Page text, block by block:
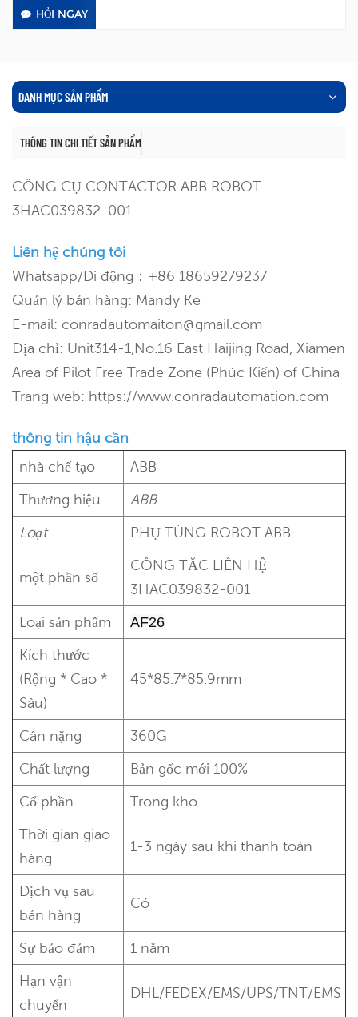
HỎI NGAY
DANH MỤC SẢN PHẨM
THÔNG TIN CHI TIẾT SẢN PHẨM
CÔNG CỤ CONTACTOR ABB ROBOT
3HAC039832-001
Liên hệ chúng tôi
Whatsapp/Di động：+86 18659279237
Quản lý bán hàng: Mandy Ke
E-mail: conradautomaiton@gmail.com
Địa chỉ: Unit314-1,No.16 East Haijing Road, Xiamen
Area of Pilot Free Trade Zone (Phúc Kiến) of China
Trang web: https://www.conradautomation.com
thông tin hậu cần
nhà chế tạo
ABB
Thương hiệu
ABB
Loạt
PHỤ TÙNG ROBOT ABB
một phần số
CÔNG TẮC LIÊN HỆ
3HAC039832-001
Loại sản phẩm
AF26
Kích thước
(Rộng * Cao *
Sâu)
45*85.7*85.9mm
Cân nặng
360G
Chất lượng
Bản gốc mới 100%
Cổ phần
Trong kho
Thời gian giao
hàng
1-3 ngày sau khi thanh toán
Dịch vụ sau
bán hàng
Có
Sự bảo đảm
1 năm
Hạn vận
chuyển
DHL/FEDEX/EMS/UPS/TNT/EMS